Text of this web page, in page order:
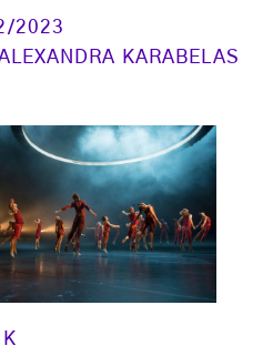
2023
KARABELAS